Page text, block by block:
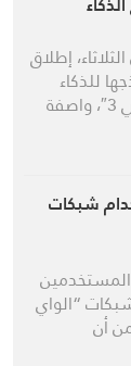
إطلاق
للذكاء
الاصطناعي “جيميني 3″، واصفة
شبكات
“الواي
أن